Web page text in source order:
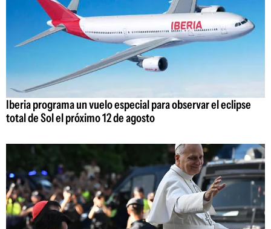
Iberia programa un vuelo especial para observar el eclipse
total de Sol el próximo 12 de agosto